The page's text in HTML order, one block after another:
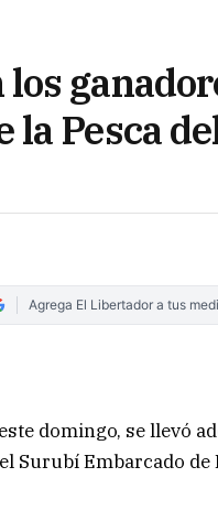
los
la Pesca
Agrega El Libertador a tus
domingo, se llevó
Surubí Embarcado